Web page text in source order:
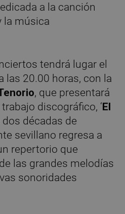
a la canción
la música
tendrá lugar el
las 20.00 horas, con la
, que presentará
discográfico, ‘El
dos décadas de
sevillano regresa a
repertorio que
las grandes melodías
sonoridades